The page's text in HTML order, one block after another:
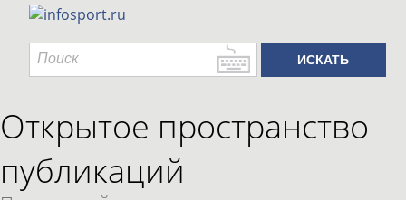
Открытое пространство
публикаций